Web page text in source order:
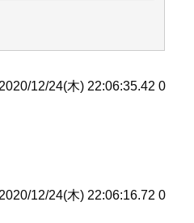
2020/12/24(木) 22:06:35.42 0
2020/12/24(木) 22:06:16.72 0